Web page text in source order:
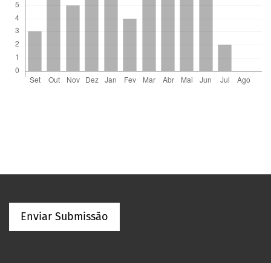
Enviar Submissão